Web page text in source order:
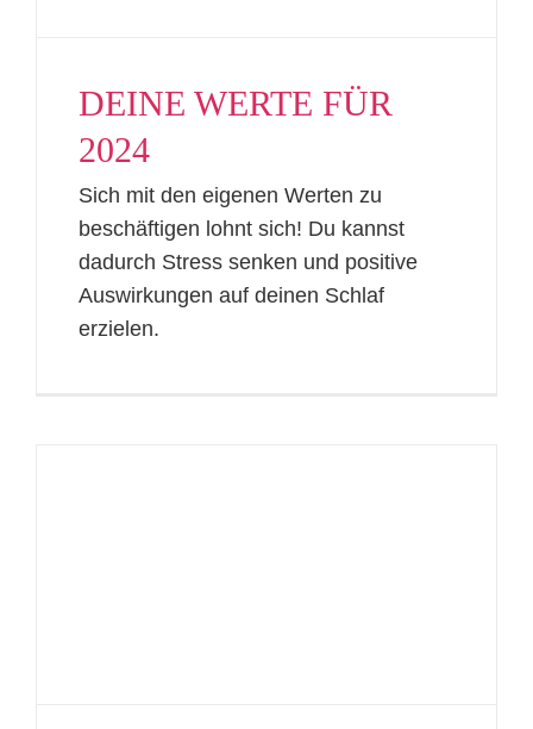
DEINE WERTE FÜR
2024
Sich mit den eigenen Werten zu
beschäftigen lohnt sich! Du kannst
dadurch Stress senken und positive
Auswirkungen auf deinen Schlaf
erzielen.